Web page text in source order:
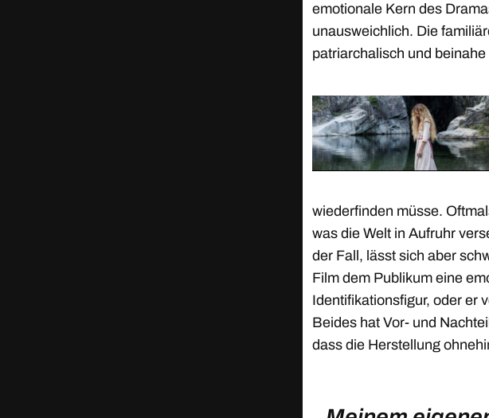
emotionale Kern des
unausweichlich. Die
patriarchalisch und
wiederfinden müsse.
was die Welt in Aufruhr
der Fall, lässt sich aber
Film dem Publikum eine
Identifikationsfigur, oder er
Beides hat Vor- und
dass die Herstellung